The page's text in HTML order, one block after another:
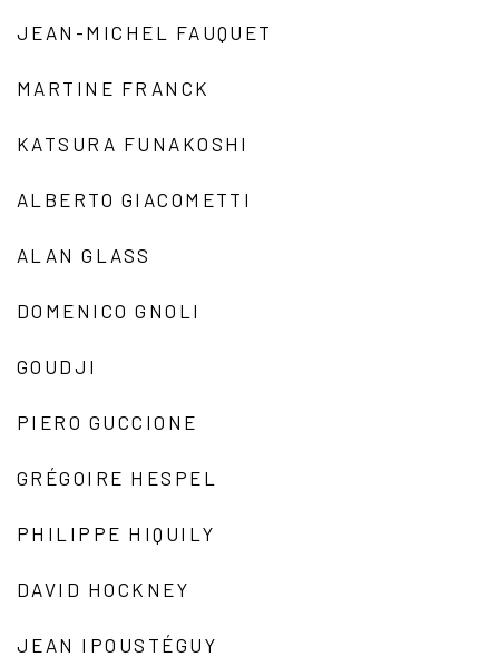
JEAN-MICHEL FAUQUET
MARTINE FRANCK
KATSURA FUNAKOSHI
ALBERTO GIACOMETTI
ALAN GLASS
DOMENICO GNOLI
GOUDJI
PIERO GUCCIONE
GRÉGOIRE HESPEL
PHILIPPE HIQUILY
DAVID HOCKNEY
JEAN IPOUSTÉGUY